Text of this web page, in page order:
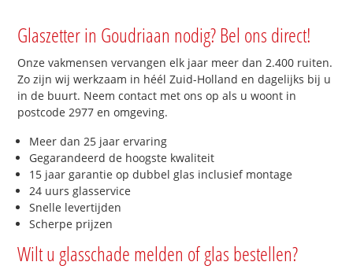
Glaszetter in Goudriaan nodig? Bel ons direct!
Onze vakmensen vervangen elk jaar meer dan 2.400 ruiten.
Zo zijn wij werkzaam in héél Zuid-Holland en dagelijks bij u
in de buurt. Neem contact met ons op als u woont in
postcode 2977 en omgeving.
Meer dan 25 jaar ervaring
Gegarandeerd de hoogste kwaliteit
15 jaar garantie op dubbel glas inclusief montage
24 uurs glasservice
Snelle levertijden
Scherpe prijzen
Wilt u glasschade melden of glas bestellen?